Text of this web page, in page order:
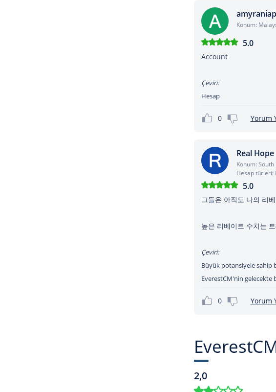
Konum:
5.0
Account
Çeviri:
Hesap
0 Yorum
Real
Konum: South
Hesap türleri:
5.0
그들은 아직도 나의 리
높은 리베이트 수치는
Çeviri:
Büyük potansiyele sahip
EverestCM'nin
0 Yorum
2,0